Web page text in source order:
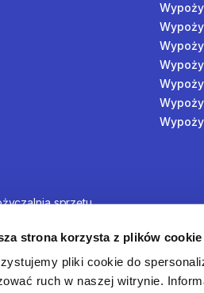
strona korzysta z plików cookie
pliki cookie do
ruch w naszej witrynie.
sprzętu
sprzętu do